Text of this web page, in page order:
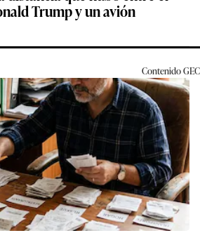
Trump y un avión
ContenidoGEC